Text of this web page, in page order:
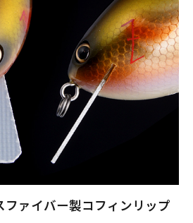
ファイバー製コフィンリップ